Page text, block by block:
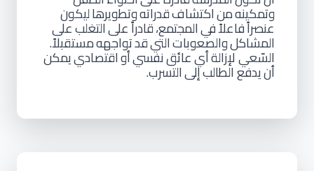
وتمكينهمناكتشافقدراتهوتطويرهاليكون
عنصراًفاعلاًفي المجتمع،قادراًعلىالتغلبعلى
المشاكلوالصعوباتالتيقدتواجههمستقبلاً.
السّعي لإزالةأيعائقنفسيأواقتصادييمكن
أنيدفع الطالبإلى التسرب.